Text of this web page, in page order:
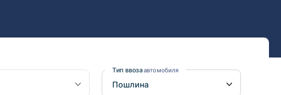
Lexus
Nissan
Mitsubishi
Тип ввозаавтомобиля